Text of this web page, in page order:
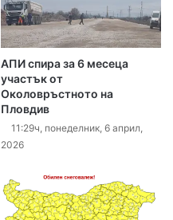
АПИ спира за 6 месеца
участък от
Околовръстното на
Пловдив
11:29ч, понеделник, 6 април,
2026